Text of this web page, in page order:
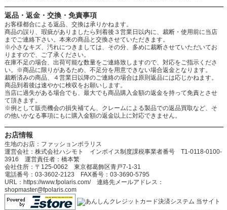
返品・返金・交換・免責事項
お客様都合による返品、交換は承りかねます。
商品の誤り、瑕疵がありましたら到着後３営業日以内に、裁断・使用前に当店
までご連絡下さい。本来の商品と交換させていただきます。
※小さなキズ、汚れにつきましては、その分、多めに裁断させていただいてお
りますので、ご了承ください。
在庫不足の場合、出荷可能な数量をご連絡致しますので、対応をご指示くださ
い。※商品に限りがあるため、不足分を用意できない場合返金となります。
裁断済みの商品、４営業日以降のご連絡の場合は原則返品には応じかねます。
商品到着後は速やかに検収をお願いします。
当店に過失がある場合でも、最大でも商品購入金額の返金を持って免責とさせ
て頂きます。
※例として販売機会の損失補てん、クレームによる製品での返品買取など、そ
の他いかなる事項にもに購入金額の返金以上に対応できません。
お店情報
生地のお店：ファッションポラリス
運営会社：株式会社ハシモト インボイス制度課税事業者番号 T1-0118-0100-
3916 運営責任者：橋本繁
会社住所：〒125-0062 東京都葛飾区青戸7-1-31
電話番号：03-3602-2123 FAX番号：03-3690-5795
URL：https://www.fpolaris.com/ 連絡先メールアドレス：
shopmaster@fpolaris.com
当サイト